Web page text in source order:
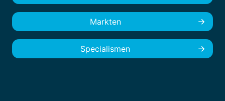
Markten
Specialismen